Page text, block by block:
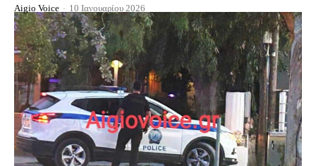
Aigio Voice - 10 Ιανουαρίου 2026